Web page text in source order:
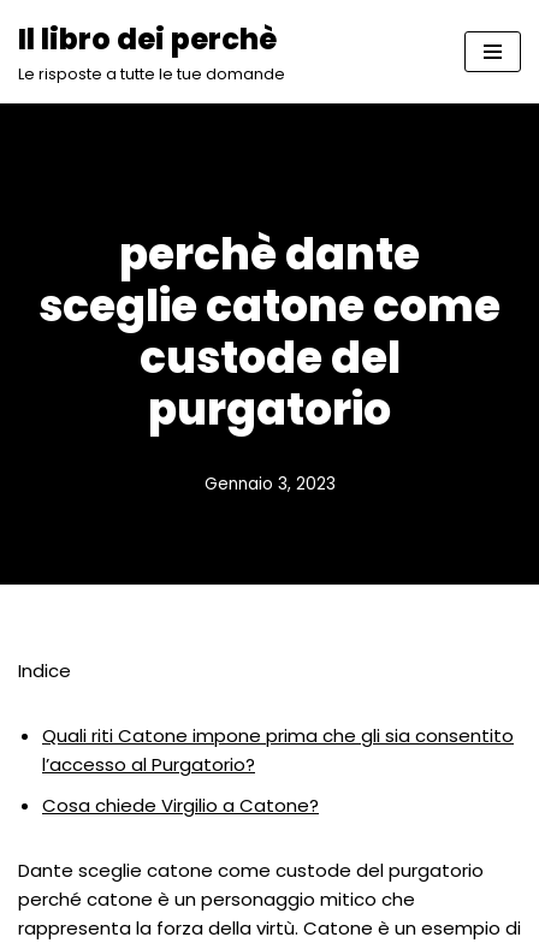
Vai
Il libro dei perchè
Le risposte a tutte le tue domande
perchè dante
sceglie catone come
custode del
purgatorio
Gennaio 3, 2023
Indice
Quali riti Catone impone prima che gli sia consentito
l’accesso al Purgatorio?
Cosa chiede Virgilio a Catone?
Dante sceglie catone come custode del purgatorio
perché catone è un personaggio mitico che
rappresenta la forza della virtù. Catone è un esempio di